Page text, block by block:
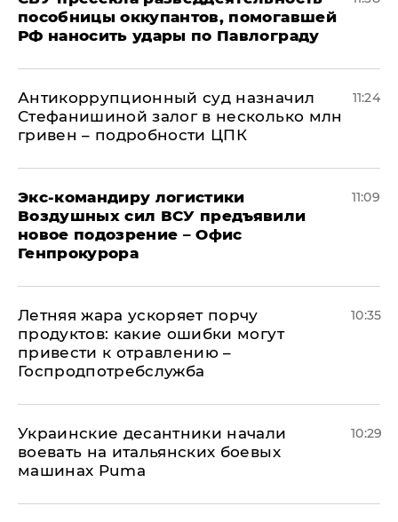
пособницы оккупантов, помогавшей
РФ наносить удары по Павлограду
Антикоррупционный суд назначил
Стефанишиной залог в несколько млн
гривен – подробности ЦПК
11:24
Экс-командиру логистики
Воздушных сил ВСУ предъявили
новое подозрение – Офис
Генпрокурора
11:09
Летняя жара ускоряет порчу
продуктов: какие ошибки могут
привести к отравлению –
Госпродпотребслужба
10:35
Украинские десантники начали
воевать на итальянских боевых
машинах Puma
10:29